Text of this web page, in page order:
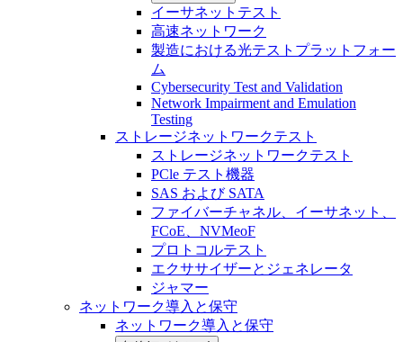
イーサネットテスト
高速ネットワーク
製造における光テストプラットフォー
ム
Cybersecurity Test and Validation
Network Impairment and Emulation
Testing
ストレージネットワークテスト
ストレージネットワークテスト
PCle テスト機器
SAS および SATA
ファイバーチャネル、イーサネット、
FCoE、NVMeoF
プロトコルテスト
エクササイザーとジェネレータ
ジャマー
ネットワーク導入と保守
ネットワーク導入と保守